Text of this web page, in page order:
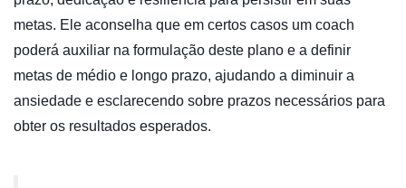
metas. Ele aconselha que em certos casos um coach
poderá auxiliar na formulação deste plano e a definir
metas de médio e longo prazo, ajudando a diminuir a
ansiedade e esclarecendo sobre prazos necessários para
obter os resultados esperados.